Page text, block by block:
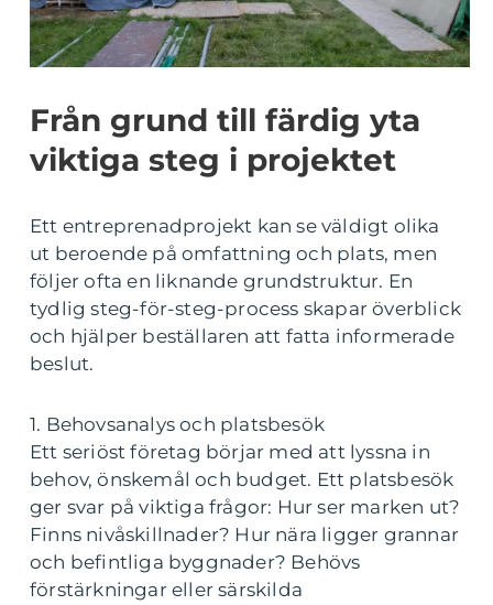
Från grund till färdig yta
viktiga steg i projektet
Ett entreprenadprojekt kan se väldigt olika
ut beroende på omfattning och plats, men
följer ofta en liknande grundstruktur. En
tydlig steg-för-steg-process skapar överblick
och hjälper beställaren att fatta informerade
beslut.
1. Behovsanalys och platsbesök
Ett seriöst företag börjar med att lyssna in
behov, önskemål och budget. Ett platsbesök
ger svar på viktiga frågor: Hur ser marken ut?
Finns nivåskillnader? Hur nära ligger grannar
och befintliga byggnader? Behövs
förstärkningar eller särskilda